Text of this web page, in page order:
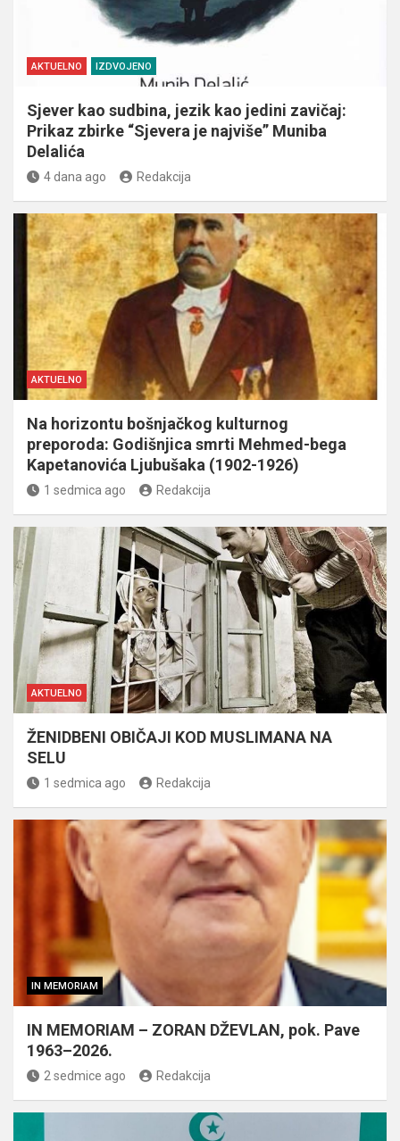
AKTUELNO IZDVOJENO
Sjever kao sudbina, jezik kao jedini zavičaj:
Prikaz zbirke “Sjevera je najviše” Muniba
Delalića
4 dana ago Redakcija
AKTUELNO
Na horizontu bošnjačkog kulturnog
preporoda: Godišnjica smrti Mehmed-bega
Kapetanovića Ljubušaka (1902-1926)
1 sedmica ago Redakcija
AKTUELNO
ŽENIDBENI OBIČAJI KOD MUSLIMANA NA
SELU
1 sedmica ago Redakcija
IN MEMORIAM
IN MEMORIAM – ZORAN DŽEVLAN, pok. Pave
1963–2026.
2 sedmice ago Redakcija